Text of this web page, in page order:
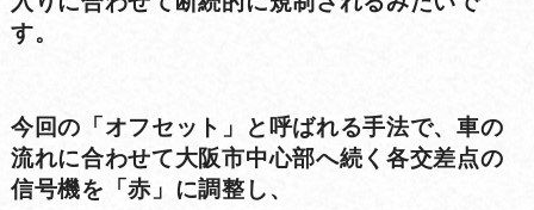
す。
今回の「オフセット」と呼ばれる手法で、車の
流れに合わせて大阪市中心部へ続く各交差点の
信号機を「赤」に調整し、